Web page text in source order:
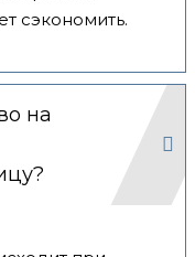
сэкономить.
на